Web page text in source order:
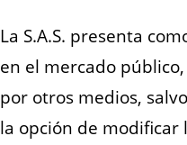
La S.A.S. presenta
en el mercado
por otros medios,
la opción de modificar